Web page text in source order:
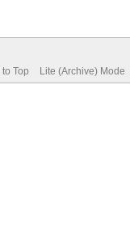
Top Lite (Archive) Mode